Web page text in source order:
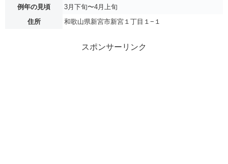
例年の見頃
3月下旬〜4月上旬
住所
和歌山県新宮市新宮１丁目１−１
スポンサーリンク